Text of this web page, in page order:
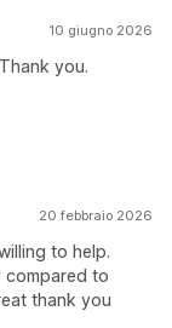
10 giugno 2026
you.
20 febbraio 2026
to help.
compared to
thank you